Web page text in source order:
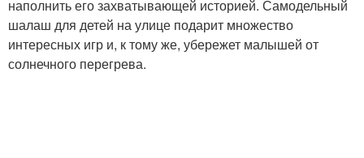
наполнить его захватывающей историей. Самодельный
шалаш для детей на улице подарит множество
интересных игр и, к тому же, убережет малышей от
солнечного перегрева.